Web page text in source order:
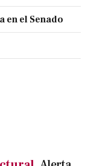
en el Senado